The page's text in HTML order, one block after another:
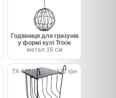
Годівниця для гризунів
у формі кулі Trixie
метал 16 см
TX-60890 122 грн